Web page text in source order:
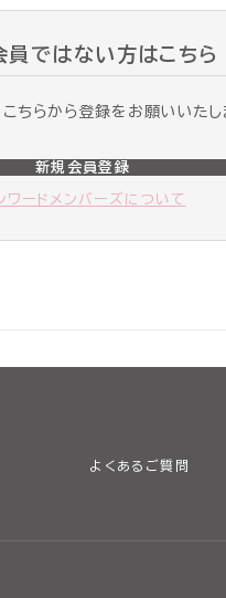
員ではない方はこちら
ちらから登録をお願いいたし
新規会員登録
ワードメンバーズについて
よくあるご質問